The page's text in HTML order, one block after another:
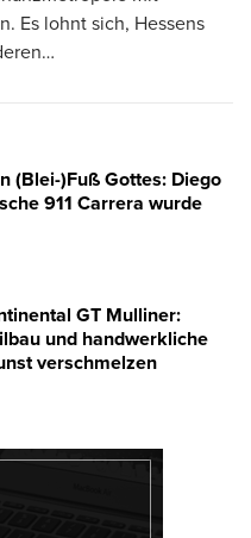
Es lohnt sich, Hessens
(Blei-)Fuß Gottes: Diego
911 Carrera wurde
GT Mulliner:
und handwerkliche
verschmelzen